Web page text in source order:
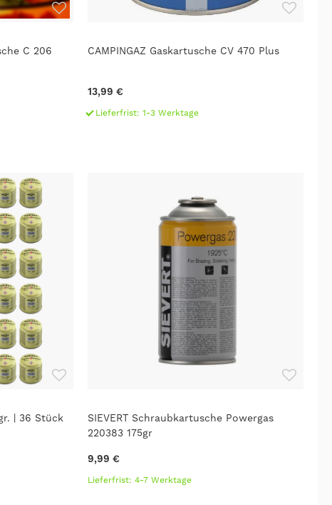
C 206
CAMPINGAZ Gaskartusche CV 470 Plus
13,99 €
Lieferfrist: 1-3 Werktage
| 36 Stück
SIEVERT Schraubkartusche Powergas
220383 175gr
9,99 €
Lieferfrist: 4-7 Werktage